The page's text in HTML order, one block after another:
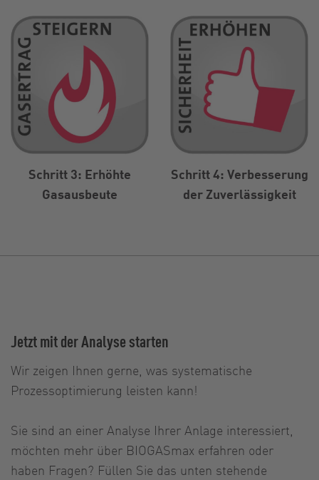
Schritt 3: Erhöhte
Gasausbeute
Schritt 4: Verbesserung
der Zuverlässigkeit
Jetzt mit der Analyse starten
Wir zeigen Ihnen gerne, was systematische
Prozessoptimierung leisten kann!
Sie sind an einer Analyse Ihrer Anlage interessiert,
möchten mehr über BIOGASmax erfahren oder
haben Fragen? Füllen Sie das unten stehende